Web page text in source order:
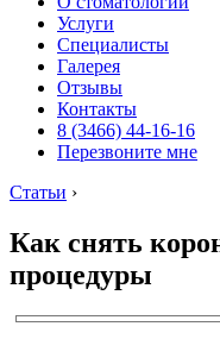
Услуги
Специалисты
Галерея
Отзывы
Контакты
8 (3466) 44-16-16
Перезвоните мне
Статьи ›
Как снять
процедуры